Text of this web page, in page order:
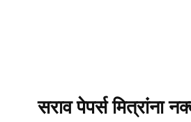
सराव पेपर्स मित्रांना